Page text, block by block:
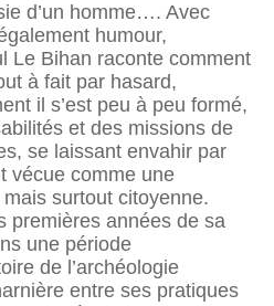
d’un homme…. Avec
humour,
Le Bihan raconte comment
à fait par hasard,
il s’est peu à peu formé,
et des missions de
se laissant envahir par
vécue comme une
surtout citoyenne.
premières années de sa
une période
de l’archéologie
entre ses pratiques